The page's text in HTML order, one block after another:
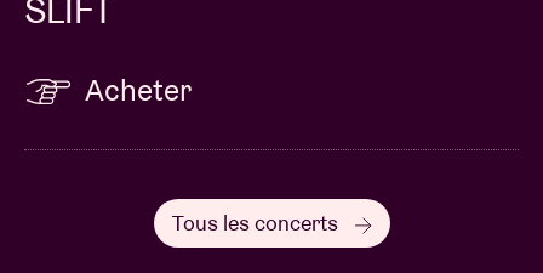
SLIFT
Acheter
Tous les concerts